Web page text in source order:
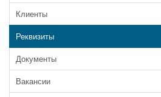
Клиенты
Реквизиты
Документы
Вакансии